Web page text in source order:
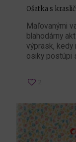
Ošatka s
Maľovanými
blahodárny
výprask, kedy
osiky postúpi
2